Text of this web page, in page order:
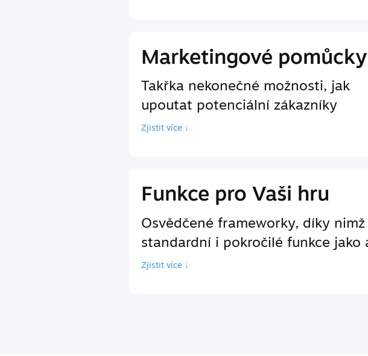
Marketingové pomůcky
Takřka nekonečné možnosti, jak
upoutat potenciální zákazníky
Zjistit více ↓
Funkce pro Vaši hru
Osvědčené frameworky, díky
standardní i pokročilé funkce
Zjistit více ↓